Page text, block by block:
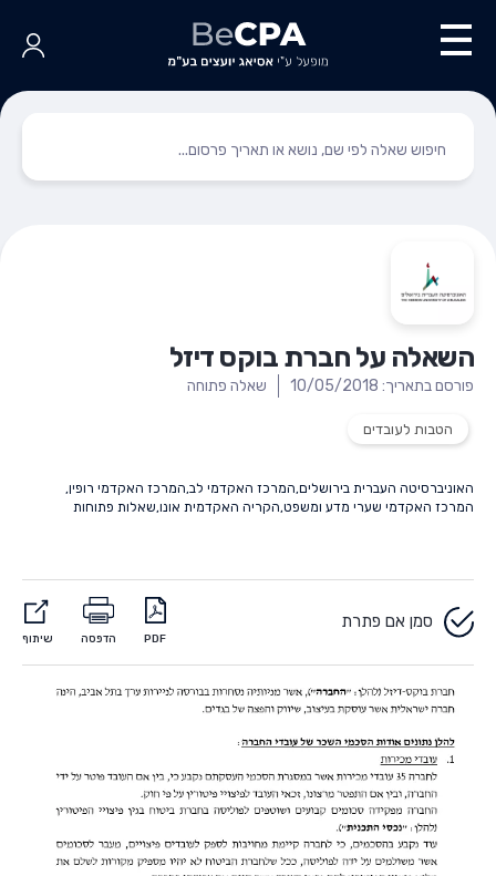
השאלה על חברת בוקס דיזל
פורסם בתאריך: 10/05/2018 שאלה פתוחה
הטבות לעובדים
האוניברסיטה העברית בירושלים,המרכז האקדמי לב,המרכז האקדמי רופין,
המרכז האקדמי שערי מדע ומשפט,הקריה האקדמית אונו,שאלות פתוחות
סמן אם פתרת
PDF הדפסה שיתוף